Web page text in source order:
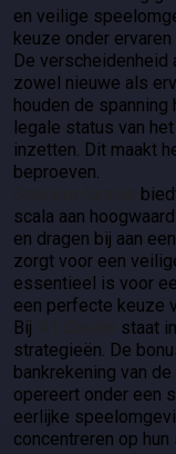
en veilige
keuze onder ervaren
De verscheidenheid
zowel nieuwe als
houden de
legale status van
inzetten. Dit maakt
beproeven.
scala aan
en dragen bij aan
zorgt voor een
essentieel is voor
een perfecte keuze
Bij
staat
strategieën. De
bankrekening van
opereert onder een
eerlijke
concentreren op